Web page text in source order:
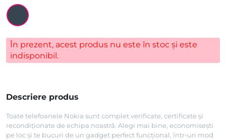
În prezent, acest produs nu este în stoc și este
indisponibil.
Descriere produs
Toate telefoanele Nokia sunt complet verificate, certificate și
recondiționate de echipa noastră. Alegi mai bine, economisești
pe loc și te bucuri de un gadget perfect funcțional, într-un mod